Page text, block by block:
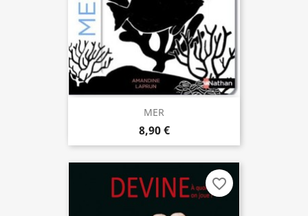
MER
8,90 €
favorite_border